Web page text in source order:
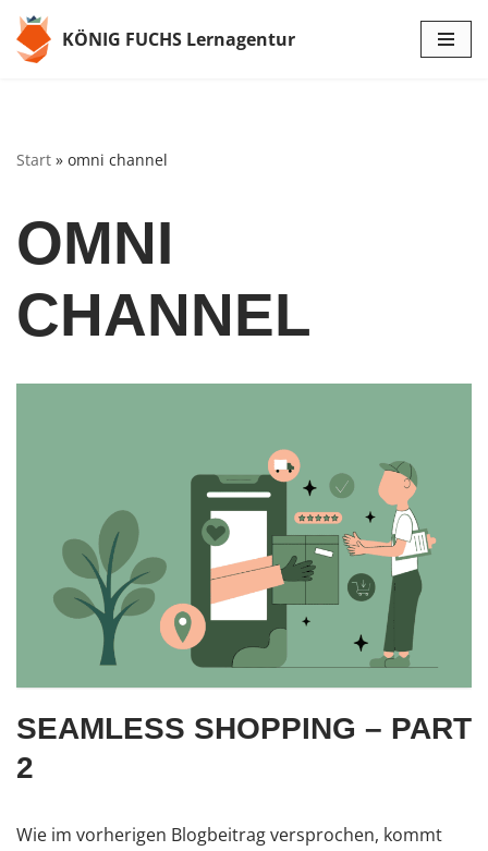
Zum
KÖNIG FUCHS Lernagentur
Start » omni channel
OMNI
CHANNEL
SEAMLESS SHOPPING – PART
2
Wie im vorherigen Blogbeitrag versprochen, kommt